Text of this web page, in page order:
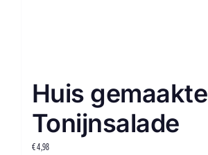
Huis gemaakte
Tonijnsalade
€4,98